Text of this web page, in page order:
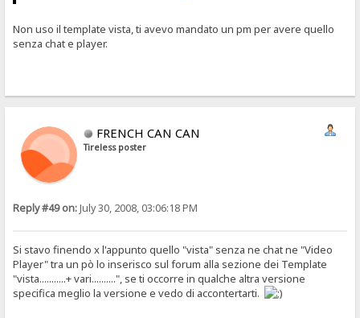
Non uso il template vista, ti avevo mandato un pm per avere quello
senza chat e player.
FRENCH CAN CAN
Tireless poster
Reply #49 on:July 30, 2008, 03:06:18 PM
Si stavo finendo x l'appunto quello "vista" senza ne chat ne "Video
Player" tra un pò lo inserisco sul forum alla sezione dei Template
"vista...........+ vari..........", se ti occorre in qualche altra versione
specifica meglio la versione e vedo di accontertarti.